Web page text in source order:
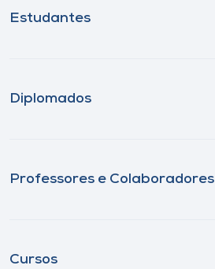
Estudantes
Diplomados
Professores e Colaboradores
Cursos